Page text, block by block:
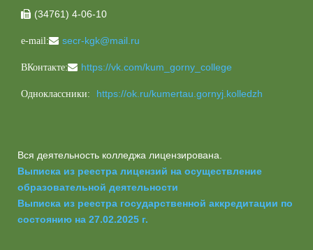
 (34761) 4-06-10
e-mail: secr-kgk@mail.ru
ВКонтакте: https://vk.com/kum_gorny_college
Одноклассники: https://ok.ru/kumertau.gornyj.kolledzh
Вся деятельность колледжа лицензирована.
Выписка из реестра лицензий на осуществление
образовательной деятельности
Выписка из реестра государственной аккредитации по
состоянию на 27.02.2025 г.